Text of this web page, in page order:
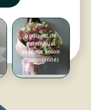
bouquet de
lisianthus(
couleur selon
disponibilité)